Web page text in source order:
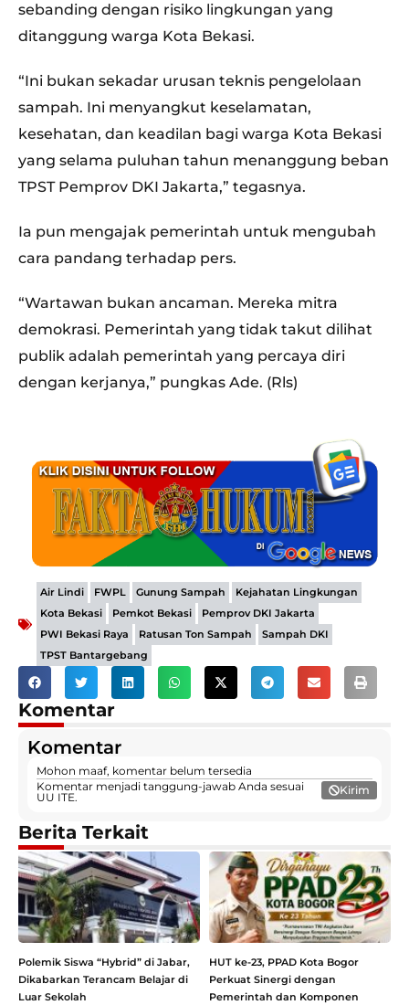
sebanding dengan risiko lingkungan yang
ditanggung warga Kota Bekasi.
“Ini bukan sekadar urusan teknis pengelolaan
sampah. Ini menyangkut keselamatan,
kesehatan, dan keadilan bagi warga Kota Bekasi
yang selama puluhan tahun menanggung beban
TPST Pemprov DKI Jakarta,” tegasnya.
Ia pun mengajak pemerintah untuk mengubah
cara pandang terhadap pers.
“Wartawan bukan ancaman. Mereka mitra
demokrasi. Pemerintah yang tidak takut dilihat
publik adalah pemerintah yang percaya diri
dengan kerjanya,” pungkas Ade. (Rls)
Air Lindi FWPL Gunung Sampah Kejahatan Lingkungan
Kota Bekasi
Pemkot Bekasi Pemprov DKI Jakarta
PWI Bekasi Raya
Ratusan Ton Sampah Sampah DKI
TPST Bantargebang
Komentar
Komentar
Mohon maaf, komentar belum tersedia
Komentar menjadi tanggung-jawab Anda sesuai
UU ITE.
Kirim
Berita Terkait
Polemik Siswa “Hybrid” di Jabar,
Dikabarkan Terancam Belajar di
Luar Sekolah
HUT ke-23, PPAD Kota Bogor
Perkuat Sinergi dengan
Pemerintah dan Komponen